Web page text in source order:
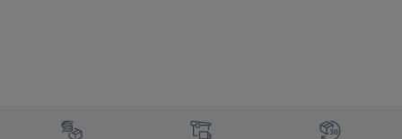
Élément du pied de page avec les différents arguments de